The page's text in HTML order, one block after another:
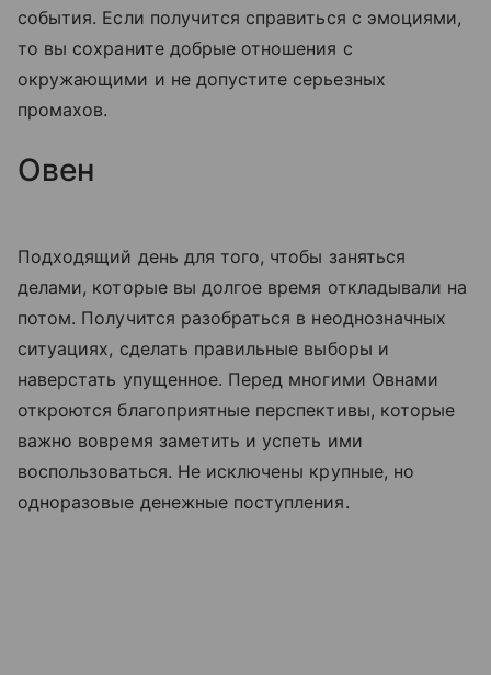
события. Если получится справиться с эмоциями,
то вы сохраните добрые отношения с
окружающими и не допустите серьезных
промахов.
Овен
Подходящий день для того, чтобы заняться
делами, которые вы долгое время откладывали на
потом. Получится разобраться в неоднозначных
ситуациях, сделать правильные выборы и
наверстать упущенное. Перед многими Овнами
откроются благоприятные перспективы, которые
важно вовремя заметить и успеть ими
воспользоваться. Не исключены крупные, но
одноразовые денежные поступления.